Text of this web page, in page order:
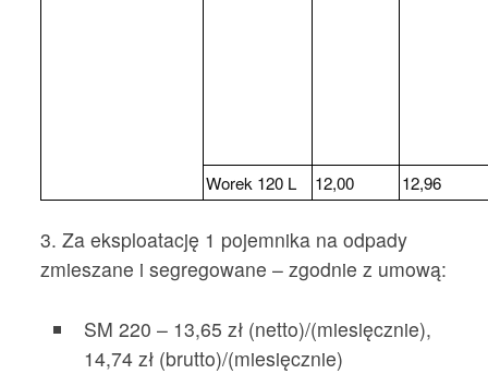
Worek 120 L 12,00 12,96
3. Za eksploatację 1 pojemnika na odpady
zmieszane i segregowane – zgodnie z umową:
SM 220 – 13,65 zł (netto)/(miesięcznie),
14,74 zł (brutto)/(miesięcznie)